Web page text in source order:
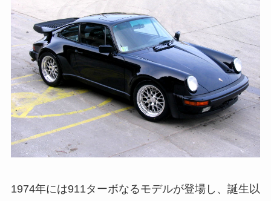
1974年には911ターボなるモデルが登場し、誕生以